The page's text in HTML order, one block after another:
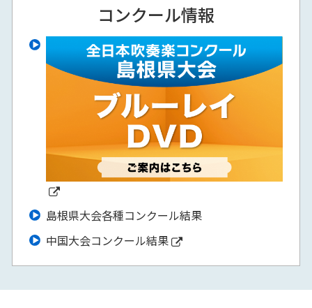
コンクール情報
島根県大会各種コンクール結果
中国大会コンクール結果